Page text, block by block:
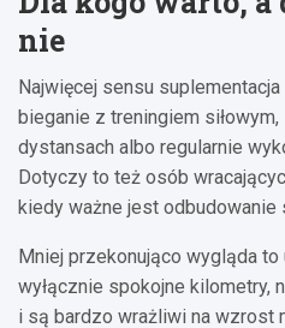
nie
Najwięcej sensu
bieganie z treningiem
dystansach albo regularnie
Dotyczy to też osób
kiedy ważne jest odbudowanie
Mniej przekonująco wygląda to
wyłącznie spokojne kilometry,
i są bardzo wrażliwi na wzrost